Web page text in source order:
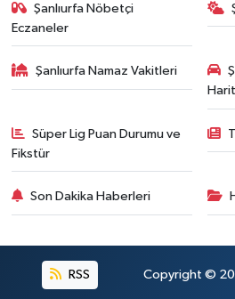
Şanlıurfa Nöbetçi
Eczaneler
Şanlıurfa Namaz Vakitleri
Süper Lig Puan Durumu ve
Fikstür
Son Dakika Haberleri
RSS Copyright ©